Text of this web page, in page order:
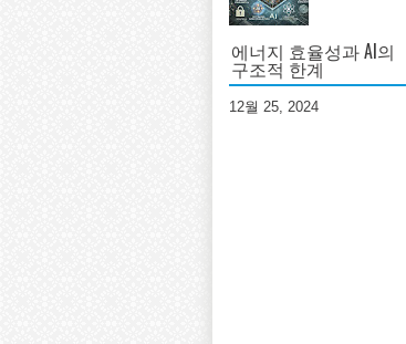
에너지 효율성과 AI의
구조적 한계
12월 25, 2024